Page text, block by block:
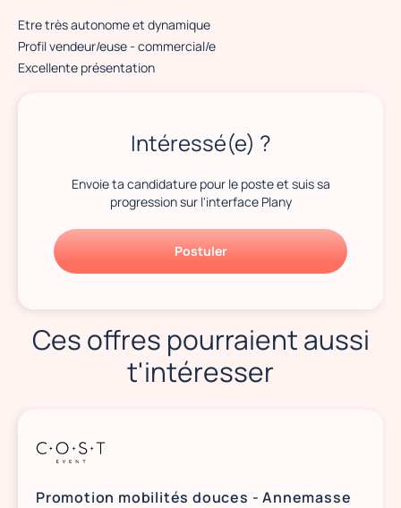
Etre très autonome et dynamique
Profil vendeur/euse - commercial/e
Excellente présentation
Intéressé(e) ?
Envoie ta candidature pour le poste et suis sa
progression sur l'interface Plany
Postuler
Ces offres pourraient aussi
t'intéresser
Promotion mobilités douces - Annemasse